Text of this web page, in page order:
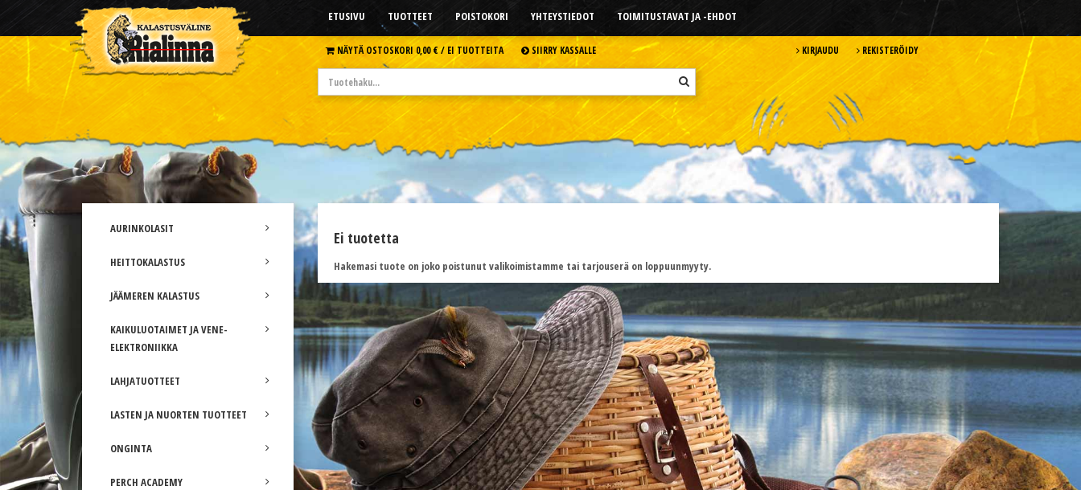
ETUSIVU TUOTTEET POISTOKORI YHTEYSTIEDOT TOIMITUSTAVAT JA -EHDOT
NÄYTÄ OSTOSKORI 0,00 € /EI TUOTTEITA SIIRRY KASSALLE KIRJAUDU REKISTERÖIDY
AURINKOLASIT
HEITTOKALASTUS
JÄÄMEREN KALASTUS
KAIKULUOTAIMET JA VENE-
ELEKTRONIIKKA
LAHJATUOTTEET
LASTEN JA NUORTEN TUOTTEET
ONGINTA
PERCH ACADEMY
Ei tuotetta
Hakemasi tuote on joko poistunut valikoimistamme tai tarjouserä on loppuunmyyty.